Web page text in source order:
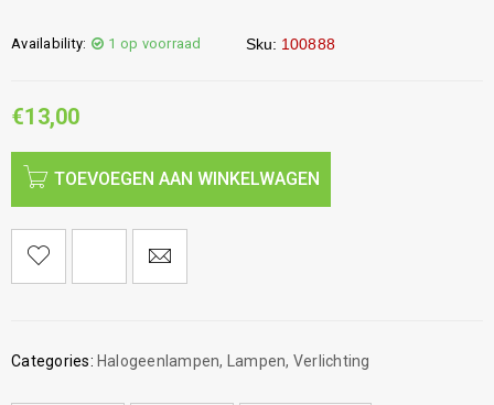
Availability: 1 op voorraad Sku: 100888
€13,00
TOEVOEGEN AAN WINKELWAGEN
Categories: Halogeenlampen, Lampen, Verlichting